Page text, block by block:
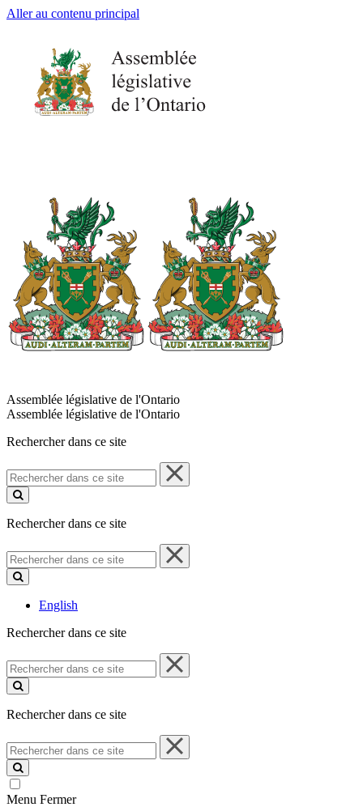
Aller au contenu principal
Assemblée législative de l'Ontario
Assemblée législative de l'Ontario
Rechercher dans ce site
Rechercher
dans
ce
Rechercher dans ce site
Rechercher
dans
ce
English
Rechercher dans ce site
Rechercher
dans
ce
Rechercher dans ce site
Rechercher
dans
ce
site
Menu Fermer